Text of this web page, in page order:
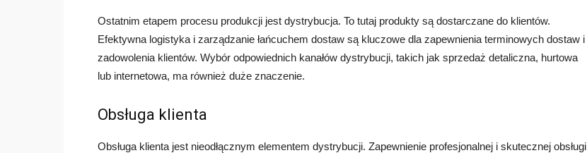
Ostatnim etapem procesu produkcji jest dystrybucja. To tutaj produkty są dostarczane do klientów.
Efektywna logistyka i zarządzanie łańcuchem dostaw są kluczowe dla zapewnienia terminowych dostaw i
zadowolenia klientów. Wybór odpowiednich kanałów dystrybucji, takich jak sprzedaż detaliczna, hurtowa
lub internetowa, ma również duże znaczenie.
Obsługa klienta
Obsługa klienta jest nieodłącznym elementem dystrybucji. Zapewnienie profesjonalnej i skutecznej obsługi